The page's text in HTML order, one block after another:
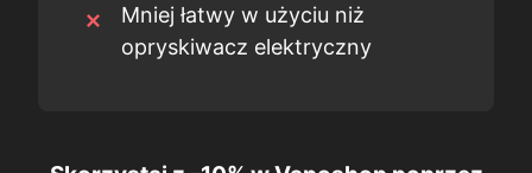
Mniej łatwy w użyciu niż
opryskiwacz elektryczny